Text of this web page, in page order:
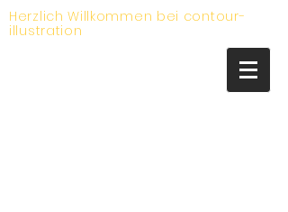
Herzlich Willkommen bei contour-
illustration